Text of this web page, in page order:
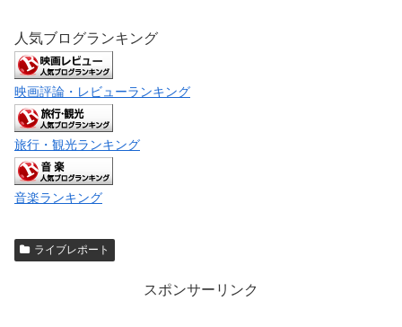
人気ブログランキング
映画評論・レビューランキング
旅行・観光ランキング
音楽ランキング
ライブレポート
スポンサーリンク